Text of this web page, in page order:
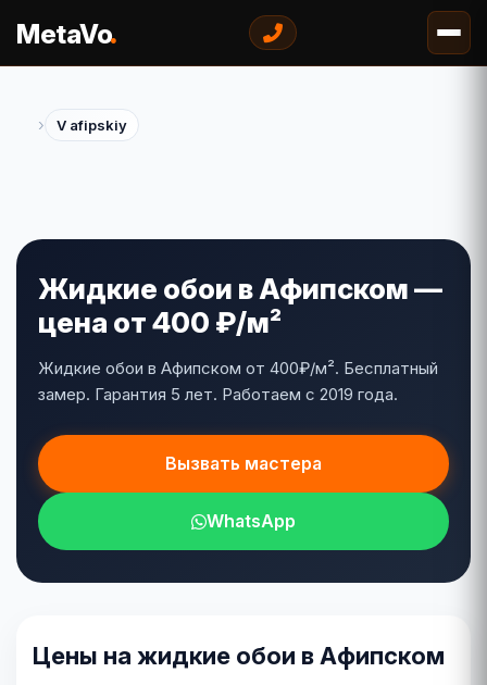
MetaVo.
› V afipskiy
Жидкие обои в Афипском —
цена от 400 ₽/м²
Жидкие обои в Афипском от 400₽/м². Бесплатный
замер. Гарантия 5 лет. Работаем с 2019 года.
Вызвать мастера
WhatsApp
Цены на жидкие обои в Афипском